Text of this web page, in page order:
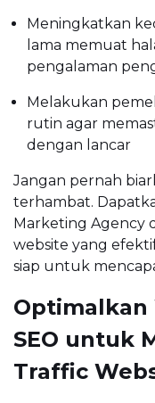
Meningkatkan
lama memuat
pengalaman
Melakukan
rutin agar
dengan lancar
Jangan pernah
terhambat.
Marketing Agency
website yang
siap untuk
Optimalkan
SEO untuk
Traffic